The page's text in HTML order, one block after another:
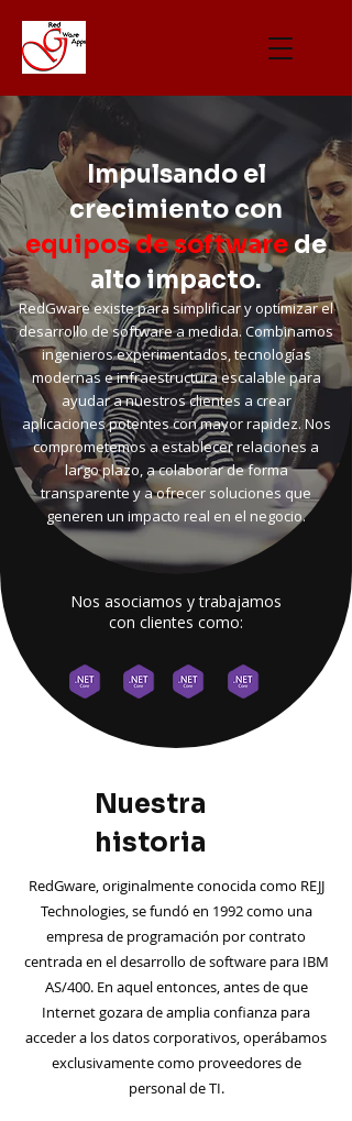
Impulsando el
crecimiento con
equipos de softwarede
alto impacto.
RedGware existe para simplificar y optimizar el
desarrollo de software a medida. Combinamos
ingenieros experimentados, tecnologías
modernas e infraestructura escalable para
ayudar a nuestros clientes a crear
aplicaciones potentes con mayor rapidez. Nos
comprometemos a establecer relaciones a
largo plazo, a colaborar de forma
transparente y a ofrecer soluciones que
generen un impacto real en el negocio.
Nos asociamos y trabajamos
con clientes como:
Nuestra
historia
RedGware, originalmente conocida como REJJ
Technologies, se fundó en 1992 como una
empresa de programación por contrato
centrada en el desarrollo de software para IBM
AS/400. En aquel entonces, antes de que
Internet gozara de amplia confianza para
acceder a los datos corporativos, operábamos
exclusivamente como proveedores de
personal de TI.